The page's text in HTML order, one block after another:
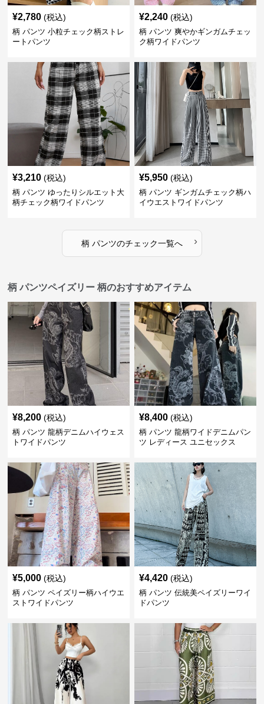
¥2,780 (税込)
柄 パンツ 小粒チェック柄ストレ
ートパンツ
¥2,240 (税込)
柄 パンツ 爽やかギンガムチェッ
ク柄ワイドパンツ
¥3,210 (税込)
柄 パンツ ゆったりシルエット大
柄チェック柄ワイドパンツ
¥5,950 (税込)
柄 パンツ ギンガムチェック柄ハ
イウエストワイドパンツ
柄 パンツのチェック一覧へ ›
柄 パンツペイズリー 柄のおすすめアイテム
¥8,200 (税込)
柄 パンツ 龍柄デニムハイウェス
トワイドパンツ
¥8,400 (税込)
柄 パンツ 龍柄ワイドデニムパン
ツ レディース ユニセックス
¥5,000 (税込)
柄 パンツ ペイズリー柄ハイウエ
ストワイドパンツ
¥4,420 (税込)
柄 パンツ 伝統美ペイズリーワイ
ドパンツ